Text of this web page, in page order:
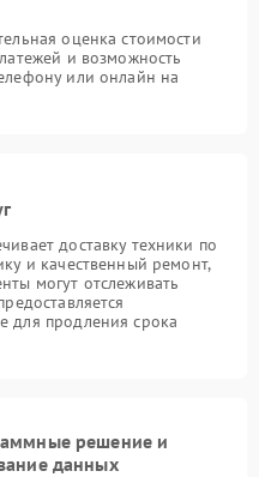
оценка стоимости
и возможность
или онлайн на
доставку техники по
и качественный ремонт,
могут отслеживать
для продления срока
решение и
данных